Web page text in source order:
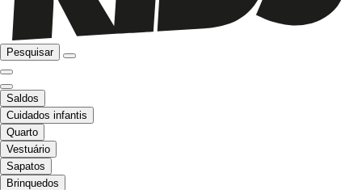
Pesquisar
Saldos
Cuidados infantis
Quarto
Vestuário
Sapatos
Brinquedos